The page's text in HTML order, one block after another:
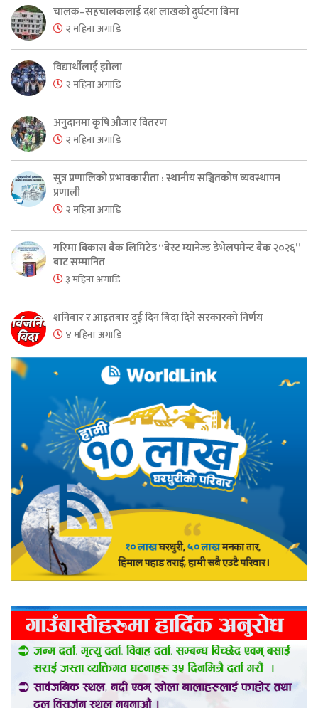
चालक–सहचालकलाई दश लाखको दुर्घटना बिमा
२ महिना अगाडि
विद्यार्थीलाई झोला
२ महिना अगाडि
अनुदानमा कृषि औजार वितरण
२ महिना अगाडि
सुत्र प्रणालिको प्रभावकारीता : स्थानीय सञ्चितकोष व्यवस्थापन
प्रणाली
२ महिना अगाडि
गरिमा विकास बैंक लिमिटेड “बेस्ट म्यानेज्ड डेभेलपमेन्ट बैंक २०२६”
बाट सम्मानित
३ महिना अगाडि
शनिबार र आइतबार दुई दिन बिदा दिने सरकारको निर्णय
४ महिना अगाडि